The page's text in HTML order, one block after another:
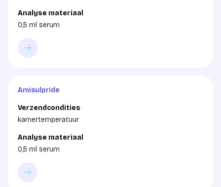
Analyse materiaal
0,5 ml serum
Amisulpride
Verzendcondities
kamertemperatuur
Analyse materiaal
0,5 ml serum